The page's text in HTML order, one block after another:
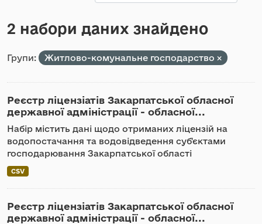
2 набори даних знайдено
Групи: Житлово-комунальне господарство
Реєстр ліцензіатів Закарпатської обласної
державної адміністрації - обласної...
Набір містить дані щодо отриманих ліцензій на
водопостачання та водовідведення суб'єктами
господарювання Закарпатської області
CSV
Реєстр ліцензіатів Закарпатської обласної
державної адміністрації - обласної...